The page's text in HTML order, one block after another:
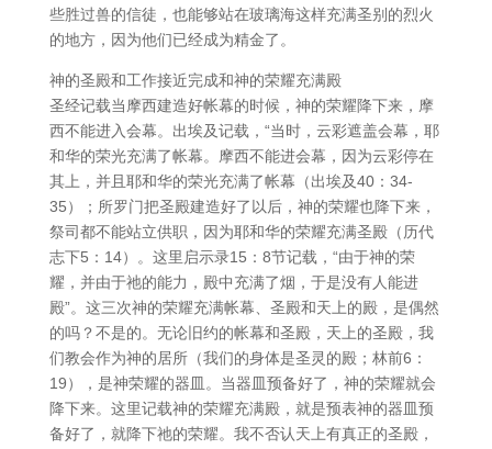
些胜过兽的信徒，也能够站在玻璃海这样充满圣别的烈火
的地方，因为他们已经成为精金了。
神的圣殿和工作接近完成和神的荣耀充满殿
圣经记载当摩西建造好帐幕的时候，神的荣耀降下来，摩
西不能进入会幕。出埃及记载，“当时，云彩遮盖会幕，耶
和华的荣光充满了帐幕。摩西不能进会幕，因为云彩停在
其上，并且耶和华的荣光充满了帐幕（出埃及40：34-
35）；所罗门把圣殿建造好了以后，神的荣耀也降下来，
祭司都不能站立供职，因为耶和华的荣耀充满圣殿（历代
志下5：14）。这里启示录15：8节记载，“由于神的荣
耀，并由于祂的能力，殿中充满了烟，于是没有人能进
殿”。这三次神的荣耀充满帐幕、圣殿和天上的殿，是偶然
的吗？不是的。无论旧约的帐幕和圣殿，天上的圣殿，我
们教会作为神的居所（我们的身体是圣灵的殿；林前6：
19），是神荣耀的器皿。当器皿预备好了，神的荣耀就会
降下来。这里记载神的荣耀充满殿，就是预表神的器皿预
备好了，就降下祂的荣耀。我不否认天上有真正的圣殿，